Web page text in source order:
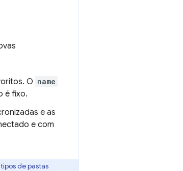
O name
é fixo.
e as
e com
de pastas